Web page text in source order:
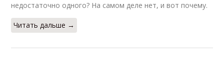
недостаточно одного? На самом деле нет, и вот почему.
Читать дальше →